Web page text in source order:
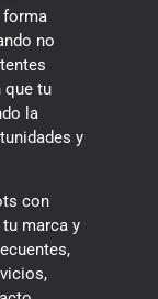
forma
no
que tu
la
y
con
marca y